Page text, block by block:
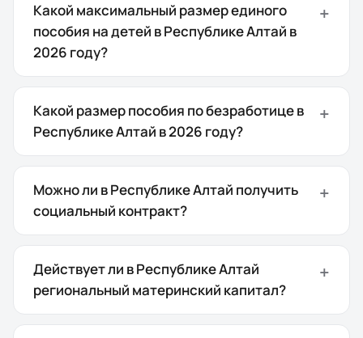
Какой максимальный размер единого
пособия на детей в Республике Алтай в
2026 году?
Какой размер пособия по безработице в
Республике Алтай в 2026 году?
Можно ли в Республике Алтай получить
социальный контракт?
Действует ли в Республике Алтай
региональный материнский капитал?